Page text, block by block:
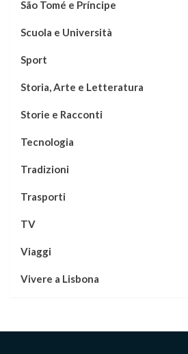
São Tomé e Príncipe
Scuola e Università
Sport
Storia, Arte e Letteratura
Storie e Racconti
Tecnologia
Tradizioni
Trasporti
TV
Viaggi
Vivere a Lisbona